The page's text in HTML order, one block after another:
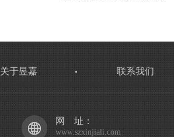
关于昱嘉 联系我们
网 址：
www.szxinjiali.com